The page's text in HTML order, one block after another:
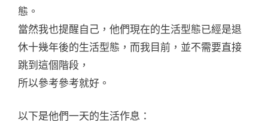
態。
當然我也提醒自己，他們現在的生活型態已經是退
休十幾年後的生活型態，而我目前，並不需要直接
跳到這個階段，
所以參考參考就好。
以下是他們一天的生活作息：